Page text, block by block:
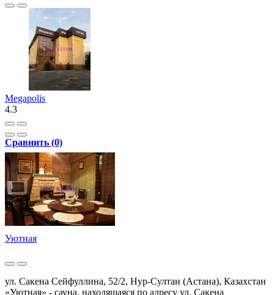
Megapolis
4.3
Сравнить (0)
Уютная
ул. Сакена Сейфуллина, 52/2, Нур-Султан (Астана), Казахстан
«Уютная» - сауна, находящаяся по адресу ул. Сакена